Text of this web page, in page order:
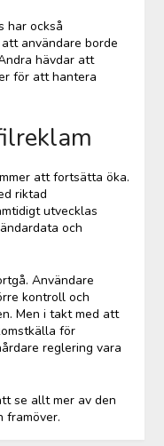
har också
användare borde
hävdar att
för att hantera
att fortsätta öka.
riktad
utvecklas
och
Användare
kontroll och
Men i takt med att
för
reglering vara
se allt mer av den
framöver.